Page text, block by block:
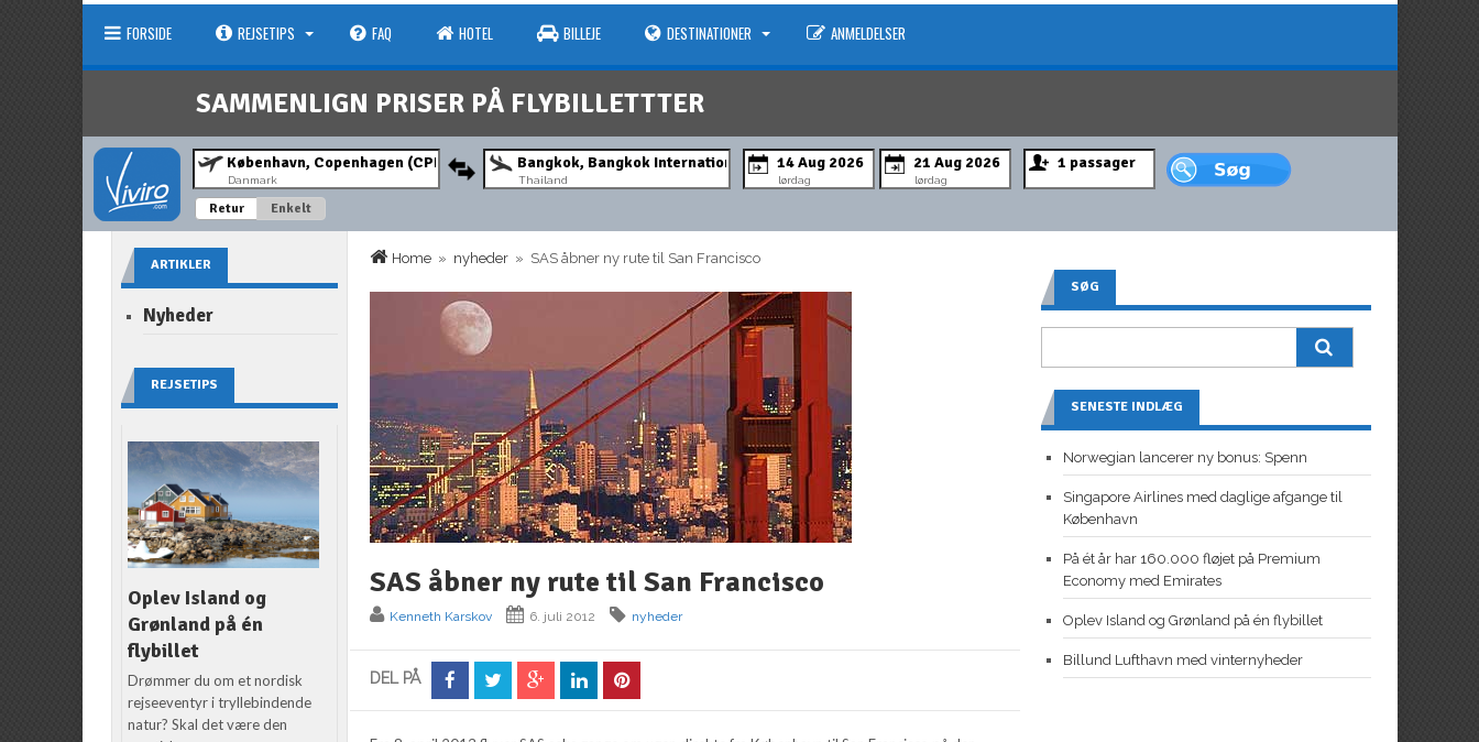
FORSIDE REJSETIPS FAQ HOTEL BILLEJE DESTINATIONER ANMELDELSER
SAMMENLIGN PRISER PÅ FLYBILLETTTER
Danmark Thailand lørdag lørdag
Retur Enkelt
Home » nyheder » SAS åbner ny rute til San Francisco
SAS åbner ny rute til San Francisco
Kenneth Karskov 6. juli 2012 nyheder
DEL PÅ
ARTIKLER
Nyheder
REJSETIPS
Oplev Island og
Grønland på én
flybillet
Drømmer du om et nordisk
rejseeventyr i tryllebindende
natur? Skal det være den
SØG
SENESTE INDLÆG
Norwegian lancerer ny bonus: Spenn
Singapore Airlines med daglige afgange til
København
På ét år har 160.000 fløjet på Premium
Economy med Emirates
Oplev Island og Grønland på én flybillet
Billund Lufthavn med vinternyheder